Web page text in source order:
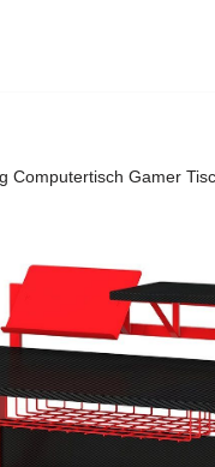
Computertisch Gamer